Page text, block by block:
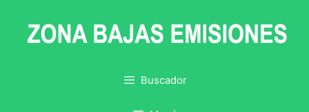
contenido
Buscador